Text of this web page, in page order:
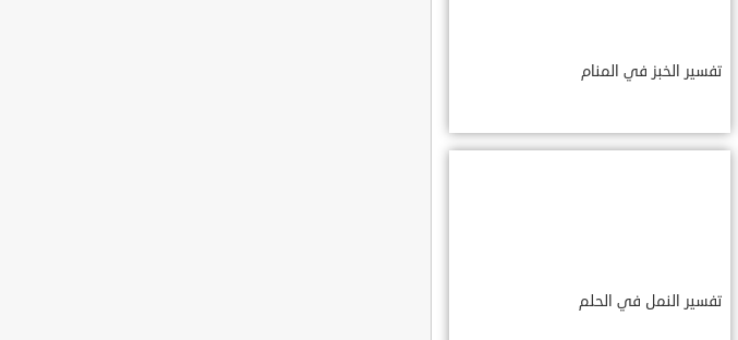
تفسير الخبز في المنام
تفسير النمل في الحلم